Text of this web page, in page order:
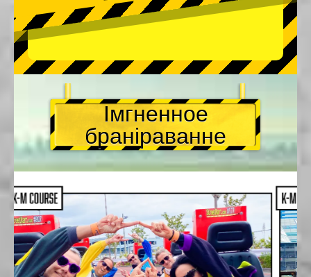
Імгненное
браніраванне